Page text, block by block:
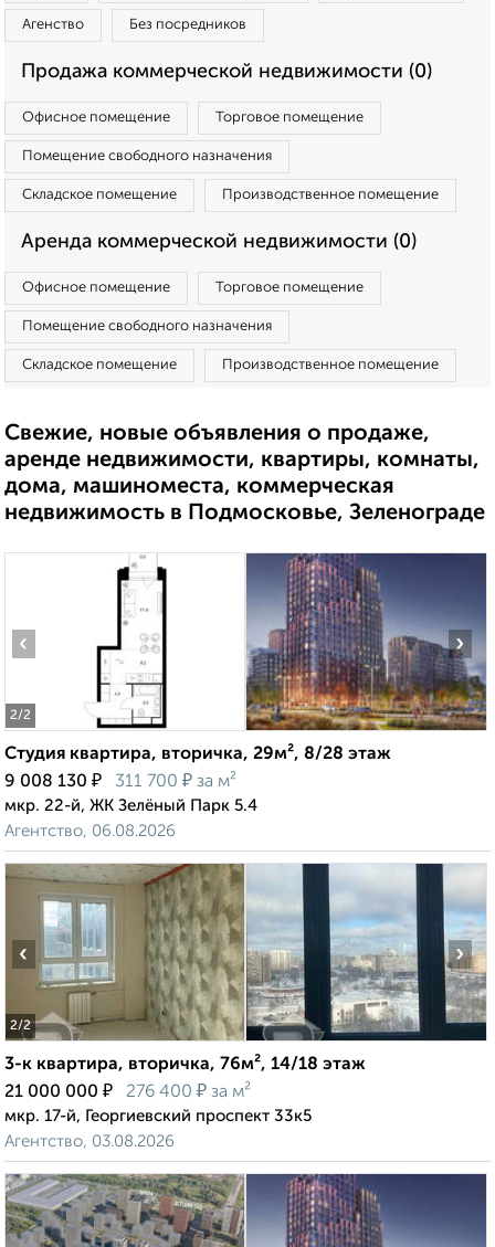
Агенство Без посредников
Продажа коммерческой недвижимости (0)
Офисное помещение Торговое помещение
Помещение свободного назначения
Складское помещение Производственное помещение
Аренда коммерческой недвижимости (0)
Офисное помещение Торговое помещение
Помещение свободного назначения
Складское помещение Производственное помещение
Свежие, новые объявления о продаже,
аренде недвижимости, квартиры, комнаты,
дома, машиноместа, коммерческая
недвижимость в Подмосковье, Зеленограде
2/2
‹ ›
Студия квартира, вторичка, 29м², 8/28 этаж
9 008 130 ₽ 311 700 ₽ за м²
мкр. 22-й, ЖК Зелёный Парк 5.4
Агентство, 06.08.2026
2/2
‹ ›
3-к квартира, вторичка, 76м², 14/18 этаж
21 000 000 ₽ 276 400 ₽ за м²
мкр. 17-й, Георгиевский проспект 33к5
Агентство, 03.08.2026